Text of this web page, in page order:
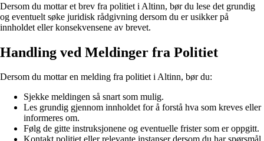
Dersom du mottar et brev fra politiet i Altinn, bør du lese det grundig
og eventuelt søke juridisk rådgivning dersom du er usikker på
innholdet eller konsekvensene av brevet.
Handling ved Meldinger fra Politiet
Dersom du mottar en melding fra politiet i Altinn, bør du:
Sjekke meldingen så snart som mulig.
Les grundig gjennom innholdet for å forstå hva som kreves eller
informeres om.
Følg de gitte instruksjonene og eventuelle frister som er oppgitt.